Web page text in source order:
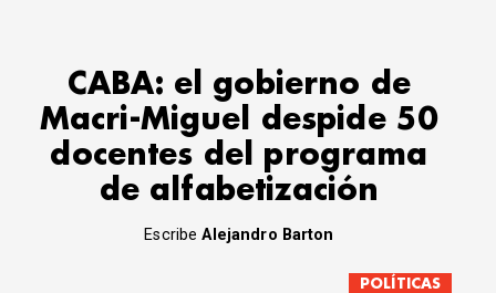
CABA: el gobierno de
Macri-Miguel despide 50
docentes del programa
de alfabetización
EscribeAlejandro Barton
POLÍTICAS